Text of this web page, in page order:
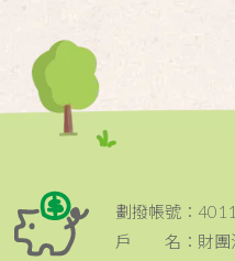
劃撥帳號：
戶 名：財團法